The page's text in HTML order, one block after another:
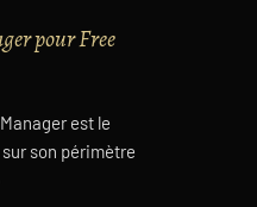
pour Free
est le
son périmètre